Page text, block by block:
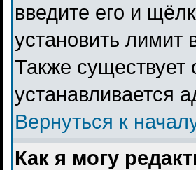
введите его и
установить лимит
Также существует
устанавливается
Вернуться к
Как я могу